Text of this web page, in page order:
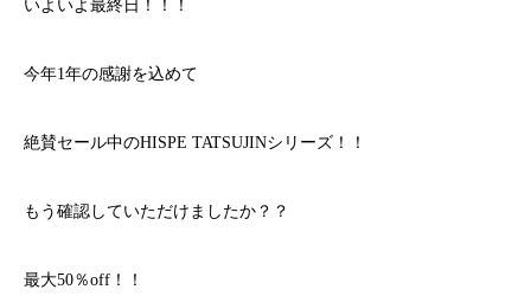
いよいよ最終日！！！
今年1年の感謝を込めて
絶賛セール中のHISPE TATSUJINシリーズ！！
もう確認していただけましたか？？
最大50％off！！